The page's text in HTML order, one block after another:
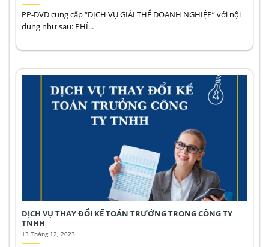
PP-DVD cung cấp “DỊCH VỤ GIẢI THỂ DOANH NGHIỆP” với nội
dung như sau: PHÍ...
DỊCH VỤ THAY ĐỔI KẾ TOÁN TRƯỞNG TRONG CÔNG TY
TNHH
13 Tháng 12, 2023